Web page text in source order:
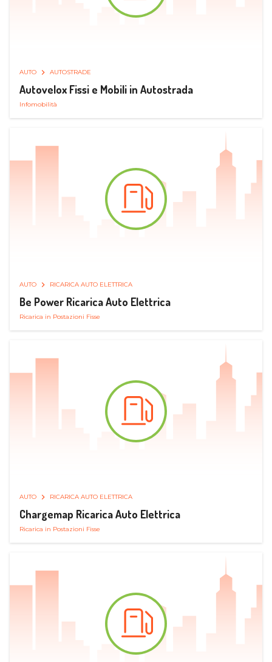
AUTO AUTOSTRADE
Autovelox Fissi e Mobili in Autostrada
Infomobilità
AUTO RICARICA AUTO ELETTRICA
Be Power Ricarica Auto Elettrica
Ricarica in Postazioni Fisse
AUTO RICARICA AUTO ELETTRICA
Chargemap Ricarica Auto Elettrica
Ricarica in Postazioni Fisse